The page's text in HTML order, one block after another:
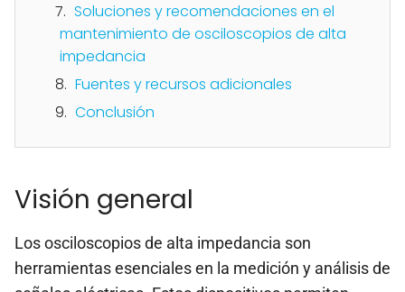
Soluciones y recomendaciones en el
mantenimiento de osciloscopios de alta
impedancia
Fuentes y recursos adicionales
Conclusión
Visión general
Los osciloscopios de alta impedancia son
herramientas esenciales en la medición y análisis de